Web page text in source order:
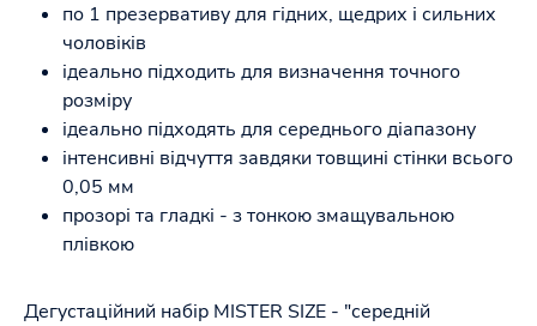
по 1 презервативу для гідних, щедрих і сильних
чоловіків
ідеально підходить для визначення точного
розміру
ідеально підходять для середнього діапазону
інтенсивні відчуття завдяки товщині стінки всього
0,05 мм
прозорі та гладкі - з тонкою змащувальною
плівкою
Дегустаційний набір MISTER SIZE - "середній